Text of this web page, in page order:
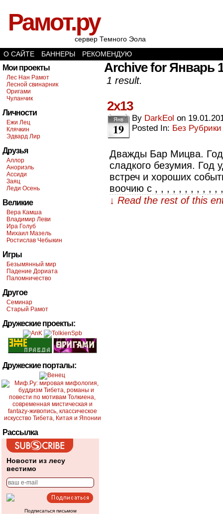
Рамот.ру
сервер Темного Эола
О САЙТЕ
БАННЕРЫ РЕКОМЕНДУЮ
Мои проекты
Лес Нан Рамот
Лесной свинарник
Оригами
Чуланчик
Личности
Ежи Лец
Клячкин
Эдвард Лир
Друзья
Аллор
Анориэль
Ассиди
Заяц
Леди Осень
Великие
Вера Камша
Владимир Леви
Ира Голуб
Михаил Мазель
Ростислав Чебыкин
Игры
Безымянный мир
Падение Дориата
Паломничество
Другое
Семинар
Старый Рамот
Дружеские проекты:
Дружеские порталы:
Рассылка
Новости из лесу
вестимо
Подписаться письмом
Archive for Январь
1 result.
2х13
Янв
19
By DarkEol on
Posted In: Без Рубрики
Дважды Бар Мицва.
сладкого безумия. Год
встреч и хороших
воочию с , , , , , , , , , ,
↓ Read the rest of this